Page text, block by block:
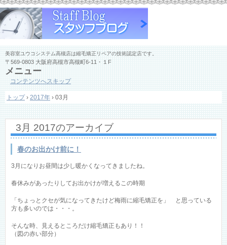
美容室ユウコシステム高槻店は縮毛矯正リペアの技術認定店です。
〒569-0803 大阪府高槻市高槻町6-11・１F
メニュー
コンテンツへスキップ
トップ › 2017年 › 03月
3月 2017のアーカイブ
春のお出かけ前に！
3月になりお昼間は少し暖かくなってきましたね。
春休みがあったりしてお出かけが増えるこの時期
「ちょっとクセが気になってきたけど梅雨に縮毛矯正を」 と思っている
方も多いのでは・・・。
そんな時、見えるところだけ縮毛矯正もあり！！
（図の赤い部分）